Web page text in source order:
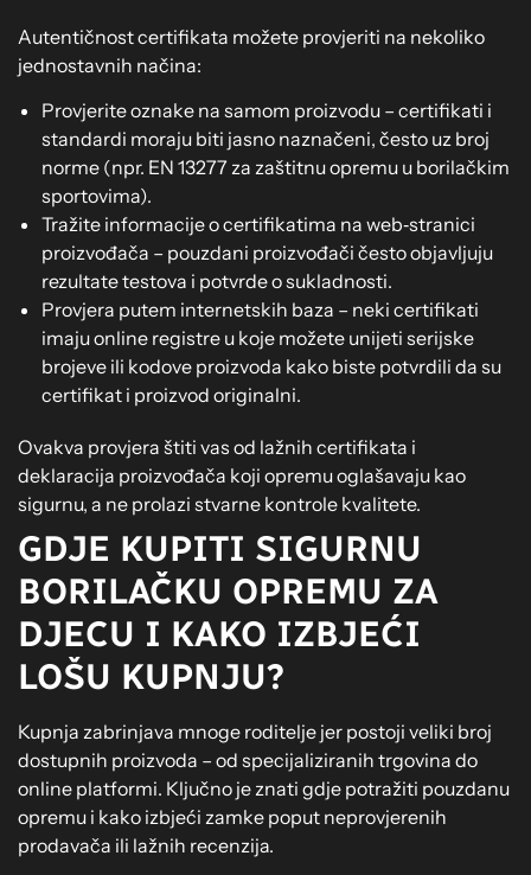
Autentičnost certifikata možete provjeriti na nekoliko
jednostavnih načina:
Provjerite oznake na samom proizvodu – certifikati i
standardi moraju biti jasno naznačeni, često uz broj
norme (npr. EN 13277 za zaštitnu opremu u borilačkim
sportovima).
Tražite informacije o certifikatima na web‑stranici
proizvođača – pouzdani proizvođači često objavljuju
rezultate testova i potvrde o sukladnosti.
Provjera putem internetskih baza – neki certifikati
imaju online registre u koje možete unijeti serijske
brojeve ili kodove proizvoda kako biste potvrdili da su
certifikat i proizvod originalni.
Ovakva provjera štiti vas od lažnih certifikata i
deklaracija proizvođača koji opremu oglašavaju kao
sigurnu, a ne prolazi stvarne kontrole kvalitete.
GDJE KUPITI SIGURNU
BORILAČKU OPREMU ZA
DJECU I KAKO IZBJEĆI
LOŠU KUPNJU?
Kupnja zabrinjava mnoge roditelje jer postoji veliki broj
dostupnih proizvoda – od specijaliziranih trgovina do
online platformi. Ključno je znati gdje potražiti pouzdanu
opremu i kako izbjeći zamke poput neprovjerenih
prodavača ili lažnih recenzija.